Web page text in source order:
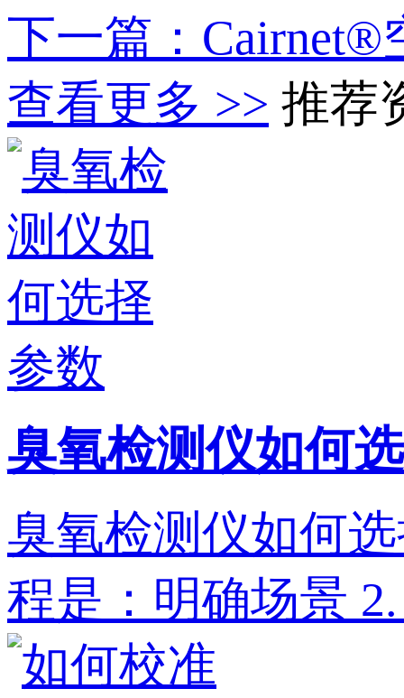
下一篇：
查看更多 >> 推荐
臭氧检测仪如何
臭氧检测仪如何
程是：明确场景‌